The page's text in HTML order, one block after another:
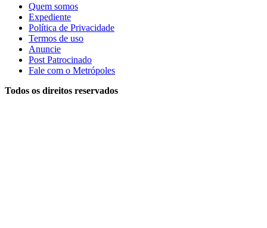
Quem somos
Expediente
Política de Privacidade
Termos de uso
Anuncie
Post Patrocinado
Fale com o Metrópoles
Todos os direitos reservados